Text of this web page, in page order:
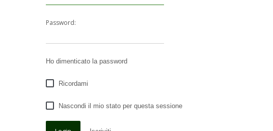
Password:
Ho dimenticato la password
Ricordami
Nascondi il mio stato per questa sessione